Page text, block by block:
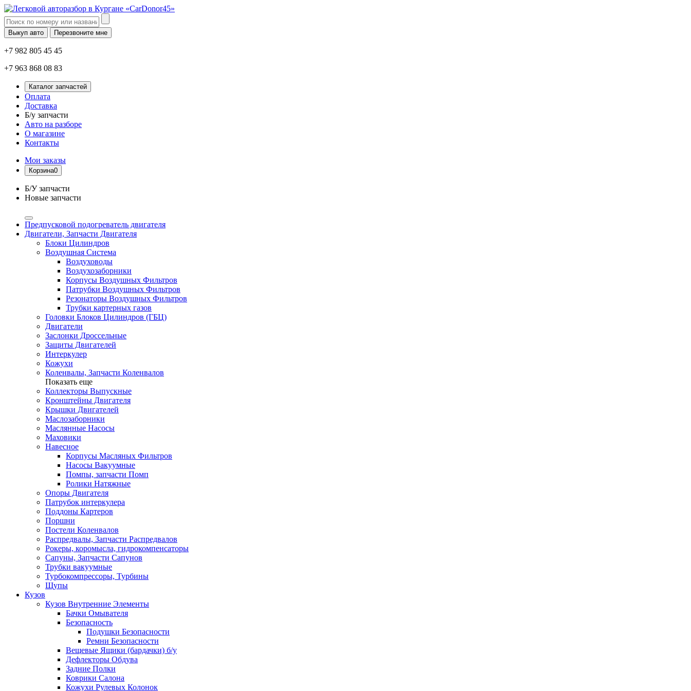
Выкуп авто Перезвоните мне
+7 982 805 45 45
+7 963 868 08 83
Каталог запчастей
Оплата
Доставка
Б/у запчасти
Авто на разборе
О магазине
Контакты
Мои заказы
Корзина0
Б/У запчасти
Новые запчасти
Предпусковой подогреватель двигателя
Двигатели, Запчасти Двигателя
Блоки Цилиндров
Воздушная Система
Воздуховоды
Воздухозаборники
Корпусы Воздушных Фильтров
Патрубки Воздушных Фильтров
Резонаторы Воздушных Фильтров
Трубки картерных газов
Головки Блоков Цилиндров (ГБЦ)
Двигатели
Заслонки Дроссельные
Защиты Двигателей
Интеркулер
Кожухи
Коленвалы, Запчасти Коленвалов
Показать еще
Коллекторы Выпускные
Кронштейны Двигателя
Крышки Двигателей
Маслозаборники
Маслянные Насосы
Маховики
Навесное
Корпусы Масляных Фильтров
Насосы Вакуумные
Помпы, запчасти Помп
Ролики Натяжные
Опоры Двигателя
Патрубок интеркулера
Поддоны Картеров
Поршни
Постели Коленвалов
Распредвалы, Запчасти Распредвалов
Рокеры, коромысла, гидрокомпенсаторы
Сапуны, Запчасти Сапунов
Трубки вакуумные
Турбокомпрессоры, Турбины
Щупы
Кузов
Кузов Внутренние Элементы
Бачки Омывателя
Безопасность
Подушки Безопасности
Ремни Безопасности
Вещевые Ящики (бардачки) б/у
Дефлекторы Обдува
Задние Полки
Коврики Салона
Кожухи Рулевых Колонок